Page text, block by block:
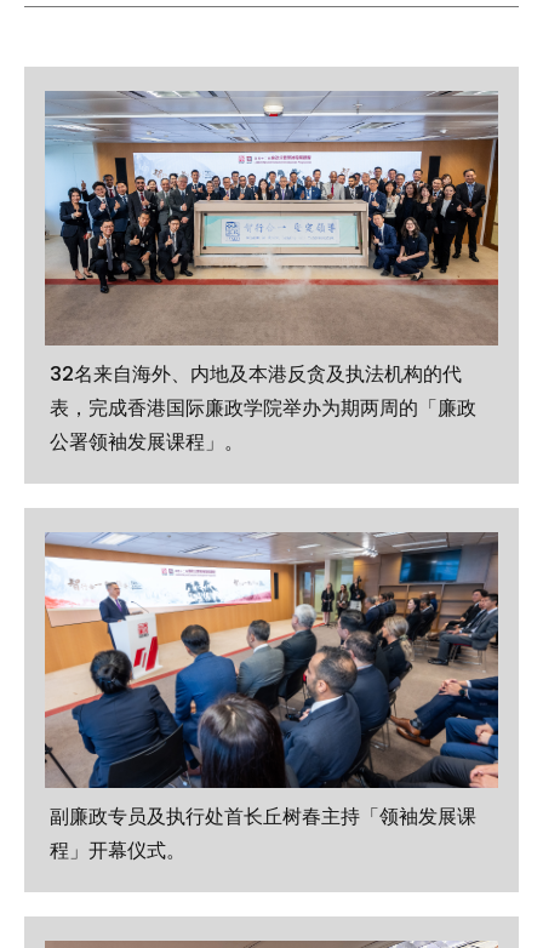
32名来自海外、内地及本港反贪及执法机构的代
表，完成香港国际廉政学院举办为期两周的「廉政
公署领袖发展课程」。
副廉政专员及执行处首长丘树春主持「领袖发展课
程」开幕仪式。